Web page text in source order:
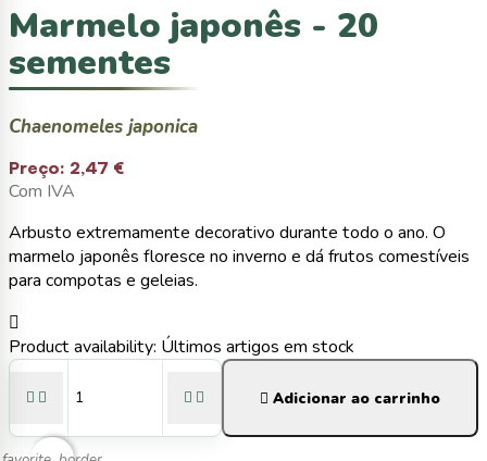
Marmelo japonês - 20
sementes
Chaenomeles japonica
Preço: 2,47 €
Com IVA
Arbusto extremamente decorativo durante todo o ano. O
marmelo japonês floresce no inverno e dá frutos comestíveis
para compotas e geleias.

Product availability: Últimos artigos em stock
     Adicionar ao carrinho